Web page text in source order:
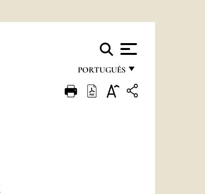
PORTUGUÊS
FRANÇAIS